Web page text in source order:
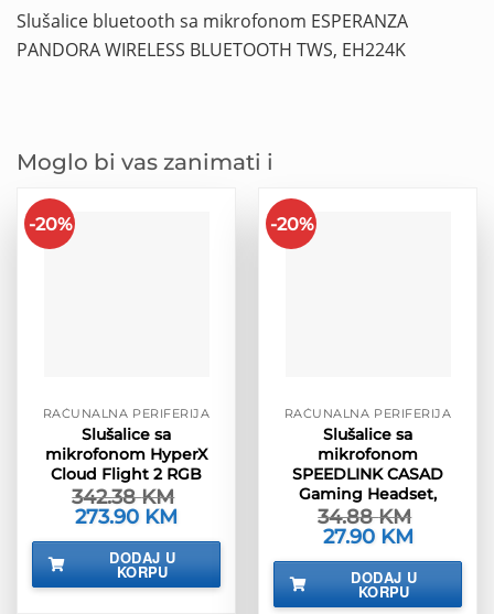
Slušalice bluetooth sa mikrofonom ESPERANZA
PANDORA WIRELESS BLUETOOTH TWS, EH224K
Moglo bi vas zanimati i
-20%
RAČUNALNA PERIFERIJA
Slušalice sa
mikrofonom HyperX
Cloud Flight 2 RGB
342.38KM
Izvorna
cijena
bila
342.38 KM.
273.90 KM
je:
DODAJ U
KORPU
-20%
RAČUNALNA PERIFERIJA
Slušalice sa
mikrofonom
SPEEDLINK CASAD
Gaming Headset,
34.88KM
Izvorna
cijena
bila
34.88 KM.
27.90 KM
je:
27.90 KM.
DODAJ U
KORPU